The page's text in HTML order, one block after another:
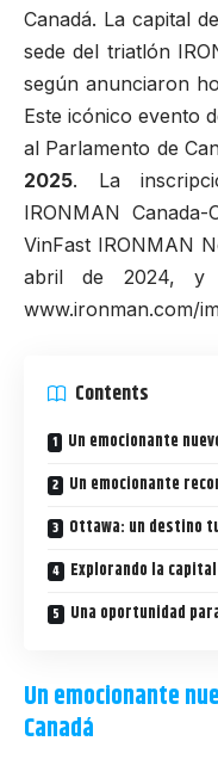
Canadá. La capital
sede del triatlón
según anunciaron
Este icónico evento
al Parlamento de
2025. La
IRONMAN Canada-
VinFast IRONMAN
abril de 2024, y
www.ironman.com/
Contents
Un emocionante
Un emocionante
Ottawa: un destino
Explorando la
Una oportunidad
Un emocionante
Canadá